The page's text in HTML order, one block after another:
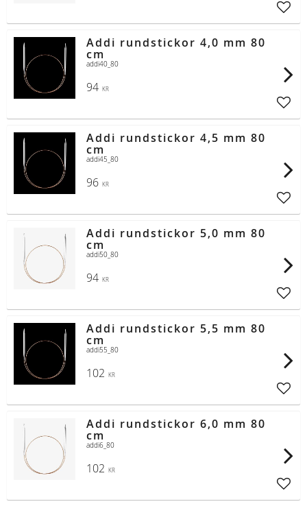
Addi rundstickor 4,0 mm 80
cm
addi40_80
94 KR
Addi rundstickor 4,5 mm 80
cm
addi45_80
96 KR
Addi rundstickor 5,0 mm 80
cm
addi50_80
94 KR
Addi rundstickor 5,5 mm 80
cm
addi55_80
102 KR
Addi rundstickor 6,0 mm 80
cm
addi6_80
102 KR